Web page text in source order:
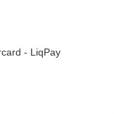
- LiqPay